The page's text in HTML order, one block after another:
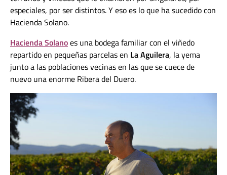
especiales, por ser distintos. Y eso es lo que ha sucedido con
Hacienda Solano.
Hacienda Solanoes una bodega familiar con el viñedo
repartido en pequeñas parcelas en La Aguilera, la yema
junto a las poblaciones vecinas en las que se cuece de
nuevo una enorme Ribera del Duero.